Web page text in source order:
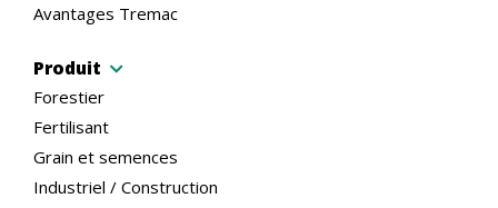
Avantages Tremac
Produit
Forestier
Fertilisant
Grain et semences
Industriel / Construction